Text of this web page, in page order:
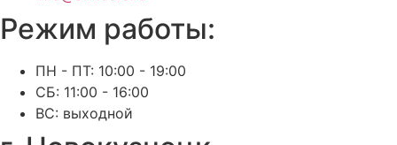
Режим работы:
ПН - ПТ: 10:00 - 19:00
СБ: 11:00 - 16:00
ВС: выходной